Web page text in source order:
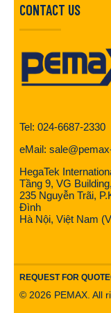
CONTACT US
Tel: 024-6687-2330
eMail:
HegaTek
Tầng 9, VG Building,
235 Nguyễn Trãi,
Đình
Hà Nội, Việt Nam
REQUEST FOR QUOTE
© 2026 PEMAX. All